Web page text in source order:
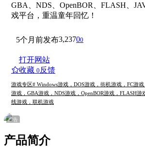
GBA、NDS、OpenBOR、FLASH、
戏平台，重温童年回忆！
5个月前发布3,23700
打开网站
收藏 0反馈
游戏专区# Windows游戏，DOS游戏，街机游戏，FC游
游戏，GBA游戏，NDS游戏，OpenBOR游戏，FLASH游
线游戏，联机游戏
广告
产品简介